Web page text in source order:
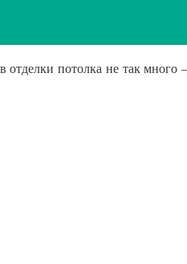
потолка не так много